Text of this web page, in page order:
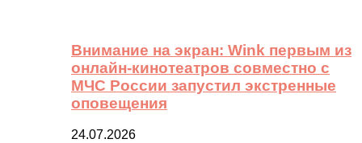
Внимание на экран: Wink первым из
онлайн-кинотеатров совместно с
МЧС России запустил экстренные
оповещения
24.07.2026